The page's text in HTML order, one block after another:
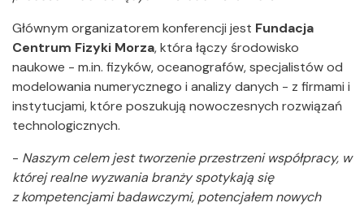
Głównym organizatorem konferencji jest Fundacja
Centrum Fizyki Morza, która łączy środowisko
naukowe - m.in. fizyków, oceanografów, specjalistów od
modelowania numerycznego i analizy danych - z firmami i
instytucjami, które poszukują nowoczesnych rozwiązań
technologicznych.
- Naszym celem jest tworzenie przestrzeni współpracy, w
której realne wyzwania branży spotykają się
z kompetencjami badawczymi, potencjałem nowych